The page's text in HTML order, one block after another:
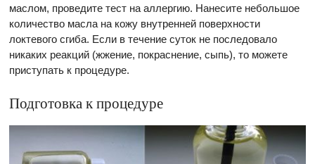
маслом, проведите тест на аллергию. Нанесите небольшое
количество масла на кожу внутренней поверхности
локтевого сгиба. Если в течение суток не последовало
никаких реакций (жжение, покраснение, сыпь), то можете
приступать к процедуре.
Подготовка к процедуре